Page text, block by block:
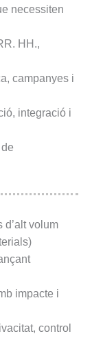
necessiten
HH.,
campanyes i
integració i
d’alt volum
impacte i
control